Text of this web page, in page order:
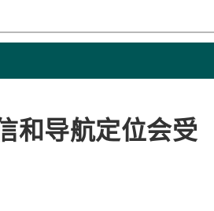
和导航定位会受